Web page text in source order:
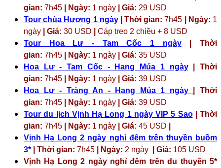
gian: 7h45 | Ngày: 1 ngày | Giá: 29 USD
Tour chùa Hương 1 ngày| Thời gian: 7h45 | Ngày: 1
ngày | Giá: 30 USD
Cáp treo 2 chiều + 8 USD
Tour Hoa Lư - Tam Cốc 1 ngày| Thời
gian: 7h45 | Ngày: 1 ngày | Giá: 35 USD
Hoa Lư - Tam Cốc - Hang Múa 1 ngày| Thời
gian: 7h45 | Ngày: 1 ngày | Giá: 39 USD
Hoa Lư - Tràng An - Hang Múa 1 ngày
| Thời
gian: 7h45 | Ngày: 1 ngày | Giá: 39 USD
Tour du lịch Vịnh Hạ Long 1 ngày VIP 5 Sao| Thời
gian: 7h45 | Ngày: 1 ngày | Giá: 45 USD
Vịnh Hạ Long 2 ngày nghỉ đêm trên thuyền buồm
3* | Thời gian: 7h45 | Ngày: 2 ngày | Giá: 105 USD
Vịnh Hạ Long 2 ngày nghỉ đêm trên du thuyền 5*